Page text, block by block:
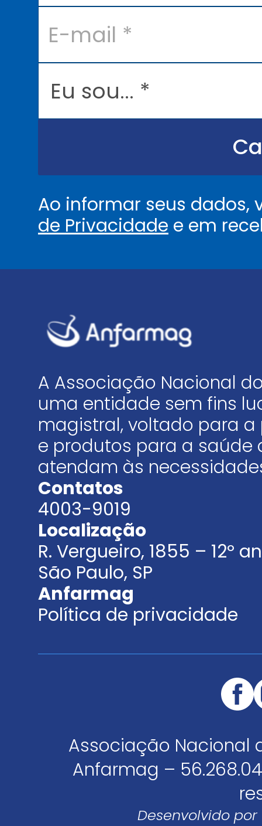
E
lE
.
Ao informar seus
de Privacidade e em
A Associação Nacional
uma entidade sem fins
magistral, voltado para
e produtos para a saúde
atendam às
Contatos
4003-9019
Localização
R. Vergueiro, 1855 – 12º
São Paulo, SP
Anfarmag
Política de privacidade
Associação Nacional
Anfarmag –
Desenvolvido por